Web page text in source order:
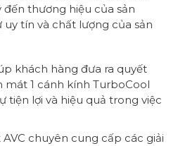
thương hiệu của sản
tín và chất lượng của sản
khách hàng đưa ra quyết
1 cánh kính TurboCool
tiện lợi và hiệu quả trong việc
chuyên cung cấp các giải